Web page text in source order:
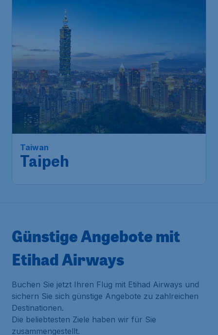
Taiwan
Taipeh
Günstige Angebote mit
Etihad Airways
Buchen Sie jetzt Ihren Flug mit Etihad Airways und
sichern Sie sich günstige Angebote zu zahlreichen
Destinationen.
Die beliebtesten Ziele haben wir für Sie
zusammengestellt.